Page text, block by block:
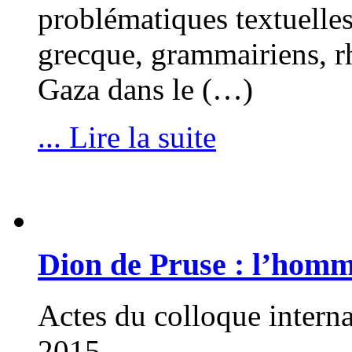
problématiques
grecque, grammairiens,
Gaza dans le (…)
... Lire la suite
Dion de Pruse :
Actes du colloque